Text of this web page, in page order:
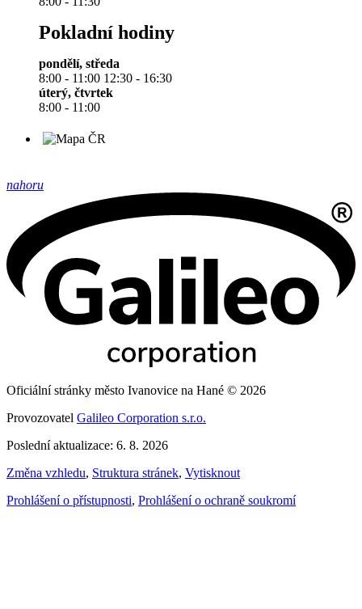
Pokladní hodiny
pondělí, středa
8:00 - 11:00 12:30 - 16:30
úterý, čtvrtek
8:00 - 11:00
nahoru
Oficiální stránky město Ivanovice na Hané © 2026
Provozovatel Galileo Corporation s.r.o.
Poslední aktualizace: 6. 8. 2026
Změna vzhledu, Struktura stránek, Vytisknout
Prohlášení o přístupnosti, Prohlášení o ochraně soukromí